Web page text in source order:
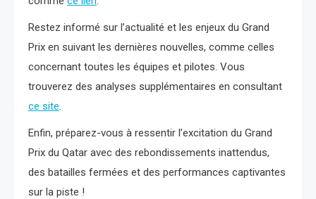
Restez informé sur l’actualité et les enjeux du Grand
Prix en suivant les dernières nouvelles, comme celles
concernant toutes les équipes et pilotes. Vous
trouverez des analyses supplémentaires en consultant
ce site.
Enfin, préparez-vous à ressentir l’excitation du Grand
Prix du Qatar avec des rebondissements inattendus,
des batailles fermées et des performances captivantes
sur la piste !